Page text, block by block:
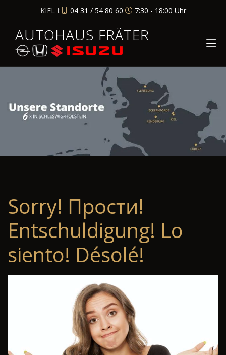
KIEL I: 04 31 / 54 80 60 7:30 - 18:00 Uhr
AUTOHAUS FRÄTER
Sorry! Прости!
Entschuldigung! Lo
siento! Désolé!